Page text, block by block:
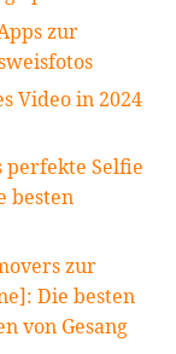
zur
Video in 2024
perfekte Selfie
besten
zur
Die besten
von Gesang